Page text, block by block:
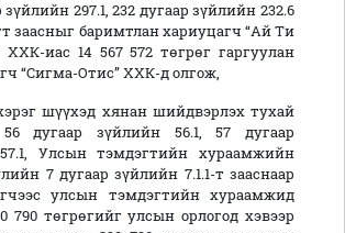
зүйлийн 297.1, 232 дугаар зүйлийн 232.6
заасныг баримтлан хариуцагч “Ай Ти
ХХК-иас 14 567 572 төгрөг гаргуулан
“Сигма-Отис” ХХК-д олгож,
шүүхэд хянан шийдвэрлэх тухай
дугаар зүйлийн 56.1, 57 дугаар
Улсын тэмдэгтийн хураамжийн
7 дугаар зүйлийн 7.1.1-т зааснаар
улсын тэмдэгтийн хураамжид
790 төгрөгийг улсын орлогод хэвээр